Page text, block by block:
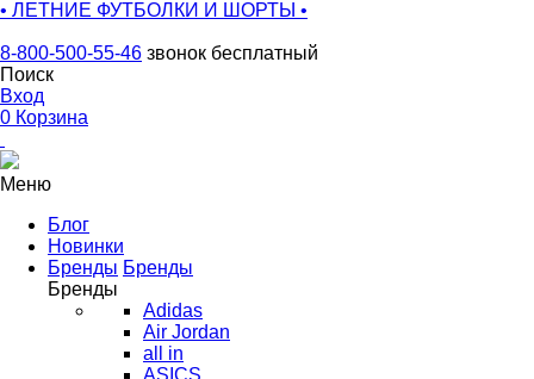
• ЛЕТНИЕ ФУТБОЛКИ И ШОРТЫ •
8-800-500-55-46 звонок бесплатный
Поиск
Вход
0 Корзина
Меню
Блог
Новинки
Бренды Бренды
Бренды
Adidas
Air Jordan
all in
ASICS